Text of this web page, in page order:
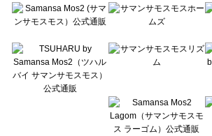
Te chichi（テチチ）のワンピース一覧
Te chichi CLASSIC（テチチ クラシック）のワンピース一覧
Lugnoncure（ルノンキュール）のワンピース一覧
BETTY'S BLUE（べティーズブルー）のワンピース一覧
Wpc.（ワールドパーティー）のワンピース一覧